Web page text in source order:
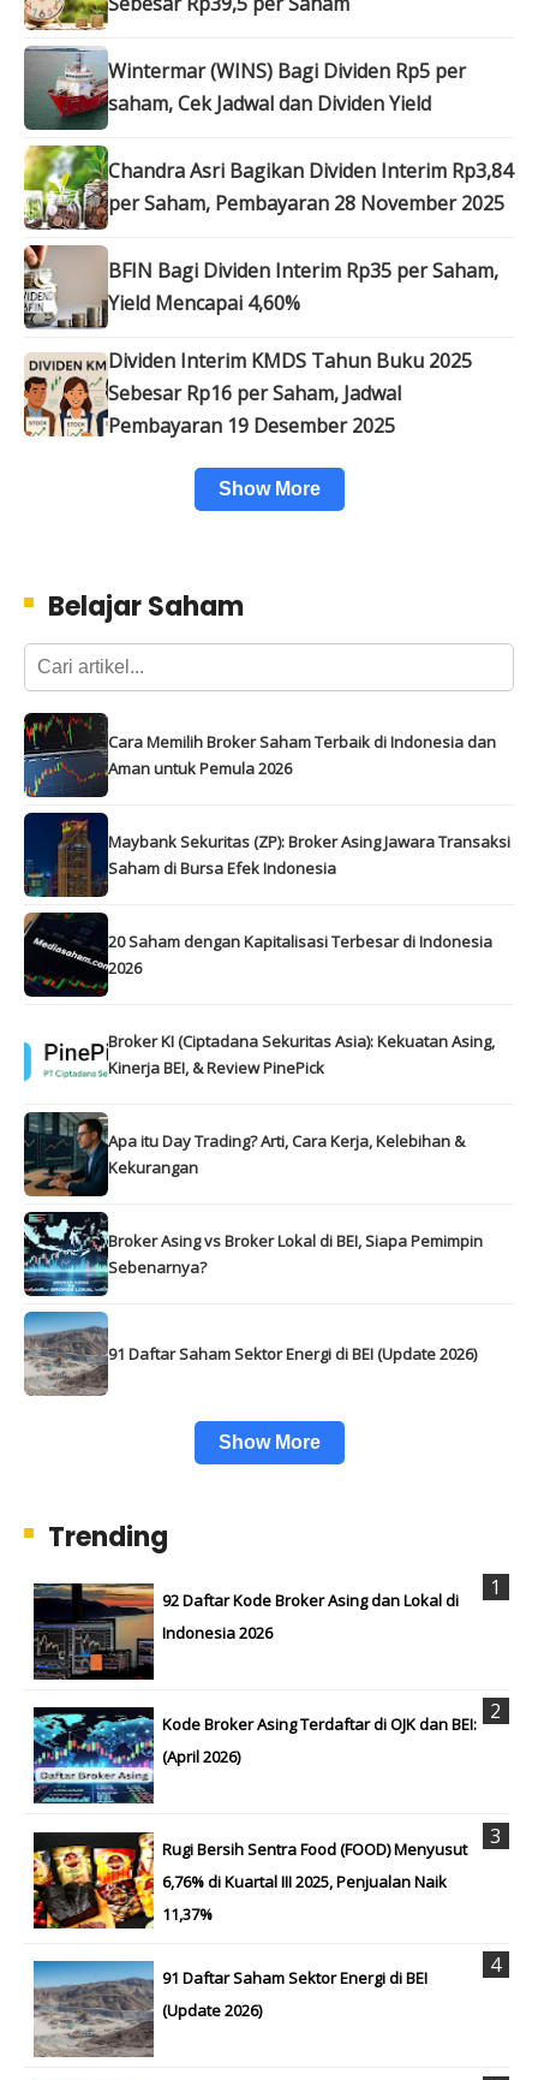
Wintermar (WINS) Bagi Dividen Rp5 per
saham, Cek Jadwal dan Dividen Yield
Chandra Asri Bagikan Dividen Interim Rp3,84
per Saham, Pembayaran 28 November 2025
BFIN Bagi Dividen Interim Rp35 per Saham,
Yield Mencapai 4,60%
Dividen Interim KMDS Tahun Buku 2025
Sebesar Rp16 per Saham, Jadwal
Pembayaran 19 Desember 2025
Show More
Belajar Saham
Cara Memilih Broker Saham Terbaik di Indonesia dan
Aman untuk Pemula 2026
Maybank Sekuritas (ZP): Broker Asing Jawara Transaksi
Saham di Bursa Efek Indonesia
20 Saham dengan Kapitalisasi Terbesar di Indonesia
2026
Broker KI (Ciptadana Sekuritas Asia): Kekuatan Asing,
Kinerja BEI, & Review PinePick
Apa itu Day Trading? Arti, Cara Kerja, Kelebihan &
Kekurangan
Broker Asing vs Broker Lokal di BEI, Siapa Pemimpin
Sebenarnya?
91 Daftar Saham Sektor Energi di BEI (Update 2026)
Show More
Trending
92 Daftar Kode Broker Asing dan Lokal di
Indonesia 2026
Kode Broker Asing Terdaftar di OJK dan BEI:
(April 2026)
Rugi Bersih Sentra Food (FOOD) Menyusut
6,76% di Kuartal III 2025, Penjualan Naik
11,37%
91 Daftar Saham Sektor Energi di BEI
(Update 2026)